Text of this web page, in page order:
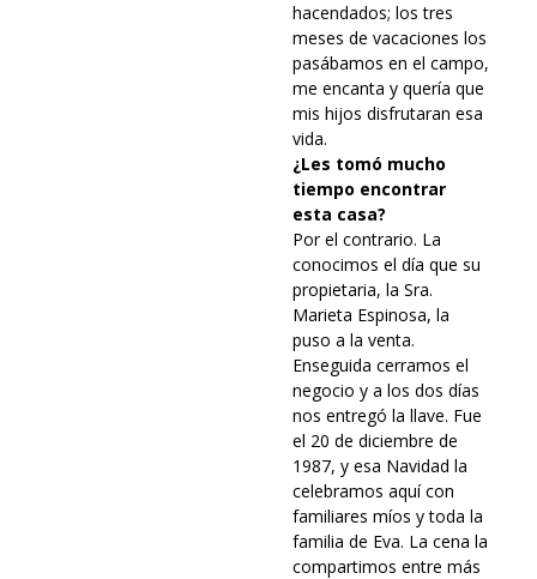
hacendados; los tres
meses de vacaciones los
pasábamos en el campo,
me encanta y quería que
mis hijos disfrutaran esa
vida.
¿Les tomó mucho
tiempo encontrar
esta casa?
Por el contrario. La
conocimos el día que su
propietaria, la Sra.
Marieta Espinosa, la
puso a la venta.
Enseguida cerramos el
negocio y a los dos días
nos entregó la llave. Fue
el 20 de diciembre de
1987, y esa Navidad la
celebramos aquí con
familiares míos y toda la
familia de Eva. La cena la
compartimos entre más